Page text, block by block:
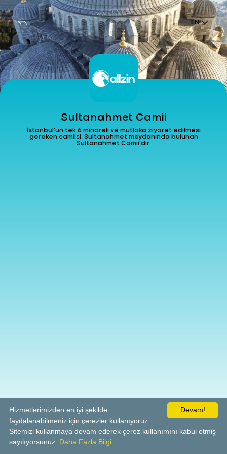
EN
Sultanahmet Camii
İstanbul'un tek 6 minareli ve mutlaka ziyaret edilmesi
gereken camiisi, Sultanahmet meydanında bulunan
Sultanahmet Camii'dir.
Devam!
Hizmetlerimizden en iyi şekilde
faydalanabilmeniz için çerezler kullanıyoruz.
Sitemizi kullanmaya devam ederek çerez kullanımını kabul etmiş
sayılıyorsunuz. Daha Fazla Bilgi